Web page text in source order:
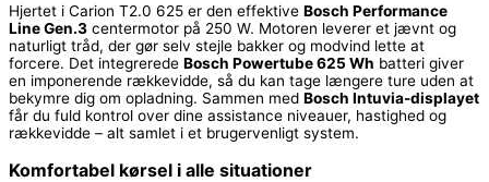
Hjertet i Carion T2.0 625 er den effektive Bosch Performance
Line Gen.3 centermotor på 250 W. Motoren leverer et jævnt og
naturligt tråd, der gør selv stejle bakker og modvind lette at
forcere. Det integrerede Bosch Powertube 625 Wh batteri giver
en imponerende rækkevidde, så du kan tage længere ture uden at
bekymre dig om opladning. Sammen med Bosch Intuvia-displayet
får du fuld kontrol over dine assistance niveauer, hastighed og
rækkevidde – alt samlet i et brugervenligt system.
Komfortabel kørsel i alle situationer